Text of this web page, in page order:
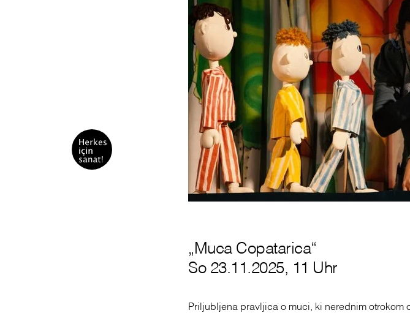
„Muca Copatarica“
So 23.11.2025, 11 Uhr
Priljubljena pravljica o muci, ki nerednim